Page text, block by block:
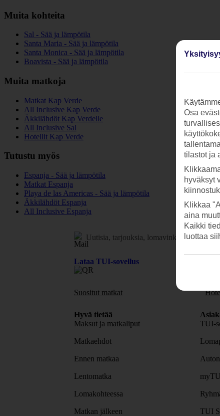
Muita kohteita
Sal - Sää ja lämpötila
Santa Maria - Sää ja lämpötila
Santa Monica - Sää ja lämpötila
Boavista - Sää ja lämpötila
Muita matkoja
Matkat Kap Verde
All Inclusive Kap Verde
Äkkilähdöt Kap Verdelle
All Inclusive Sal
Hotellit Kap Verde
Tutustu myös
Espanja - Sää ja lämpötila
Matkat Espanja
Playa de las Americas - Sää ja lämpötila
Äkkilähdöt Espanja
All Inclusive Espanja
Uutisia, tarjouksia, lomavinkkejä.Tilaa
Lataa TUI-sovellus
Suositut matkat
Hyvä tietää
Maksut ja matkaliput
Matkaehdot
Ennen matkaa
Lentomatka
Lomakohteessa
Matkan jälkeen
TUI-
TUI
Osa
tilastot ja
hyväksyt
Klikkaa
aina
Kaikki
luottaa